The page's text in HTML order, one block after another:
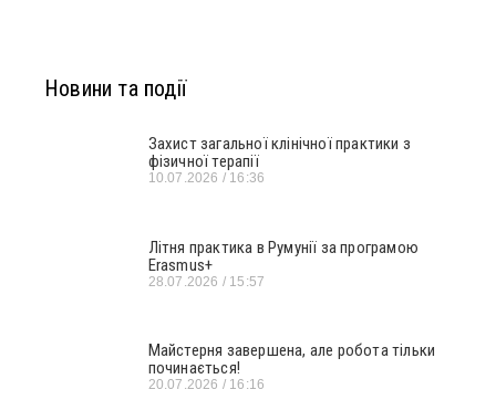
Новини та події
Захист загальної клінічної практики з
фізичної терапії
10.07.2026 16:36
Літня практика в Румунії за програмою
Erasmus+
28.07.2026 15:57
Майстерня завершена, але робота тільки
починається!
20.07.2026 16:16